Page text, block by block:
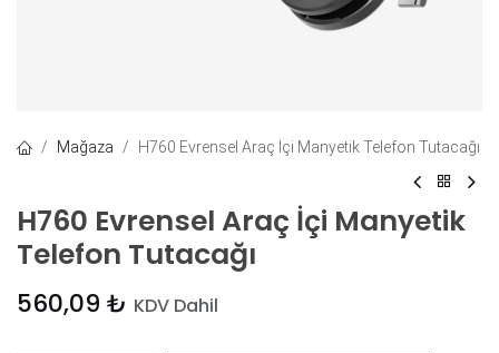
Mağaza H760 Evrensel Araç İçi Manyetik Telefon Tutacağı
H760 Evrensel Araç İçi Manyetik
Telefon Tutacağı
560,09 ₺ KDV Dahil